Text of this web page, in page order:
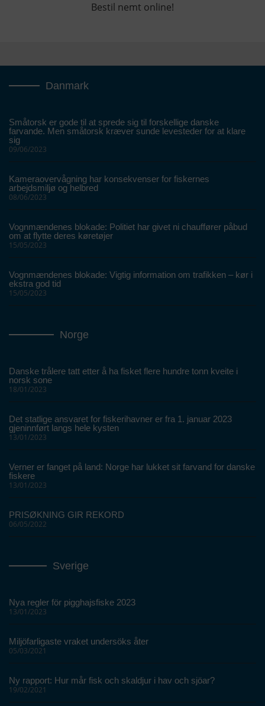
Bestil nemt online!
Danmark
Småtorsk er gode til at sprede sig til forskellige danske
farvande. Men småtorsk kræver sunde levesteder for at klare
sig
09/06/2023
Kameraovervågning har konsekvenser for fiskernes
arbejdsmiljø og helbred
08/06/2023
Vognmændenes blokade: Politiet har givet ni chauffører påbud
om at flytte deres køretøjer
15/05/2023
Vognmændenes blokade: Vigtig information om trafikken – kør i
ekstra god tid
15/05/2023
Norge
Danske trålere tatt etter å ha fisket flere hundre tonn kveite i
norsk sone
18/01/2023
Det statlige ansvaret for fiskerihavner er fra 1. januar 2023
gjeninnført langs hele kysten
13/01/2023
Verner er fanget på land: Norge har lukket sit farvand for danske
fiskere
13/01/2023
PRISØKNING GIR REKORD
06/05/2022
Sverige
Nya regler för pigghajsfiske 2023
13/01/2023
Miljöfarligaste vraket undersöks åter
05/03/2021
Ny rapport: Hur mår fisk och skaldjur i hav och sjöar?
19/02/2021